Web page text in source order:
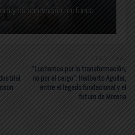
y su renovación profunda:
Older Post
“Luchamos por la transformación,
no por el cargo”: Heriberto Aguilar,
entre el legado fundacional y el
futuro de Morena